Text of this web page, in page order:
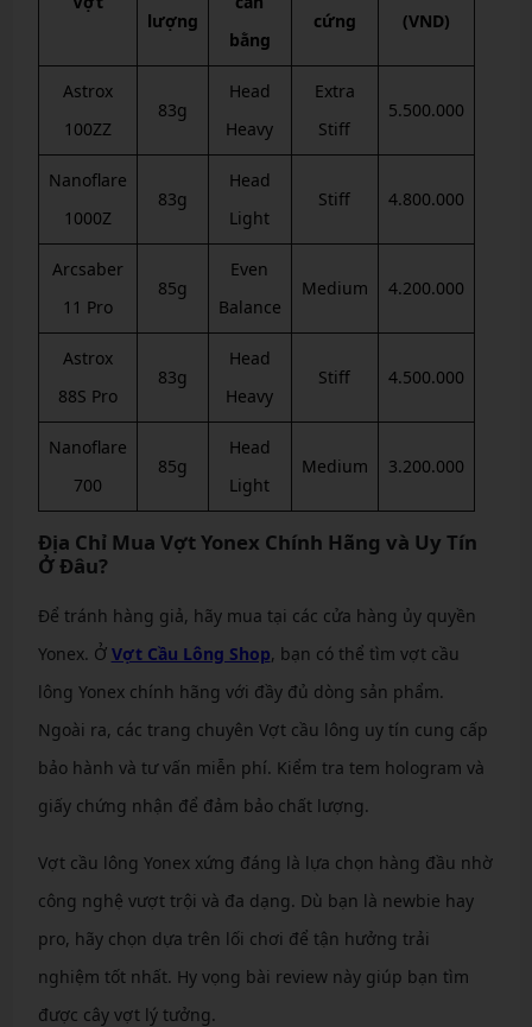
lượng
bằng
cứng (VND)
Astrox
100ZZ
83g
Head
Heavy
Extra
Stiff
5.500.000
Nanoflare
1000Z
83g
Head
Light
Stiff 4.800.000
Arcsaber
11 Pro
85g
Even
Balance
Medium 4.200.000
Astrox
88S Pro
83g
Head
Heavy
Stiff 4.500.000
Nanoflare
700
85g
Head
Light
Medium 3.200.000
Địa Chỉ Mua Vợt Yonex Chính Hãng và Uy Tín
Ở Đâu?
Để tránh hàng giả, hãy mua tại các cửa hàng ủy quyền
Yonex. Ở Vợt Cầu Lông Shop, bạn có thể tìm vợt cầu
lông Yonex chính hãng với đầy đủ dòng sản phẩm.
Ngoài ra, các trang chuyên Vợt cầu lông uy tín cung cấp
bảo hành và tư vấn miễn phí. Kiểm tra tem hologram và
giấy chứng nhận để đảm bảo chất lượng.
Vợt cầu lông Yonex xứng đáng là lựa chọn hàng đầu nhờ
công nghệ vượt trội và đa dạng. Dù bạn là newbie hay
pro, hãy chọn dựa trên lối chơi để tận hưởng trải
nghiệm tốt nhất. Hy vọng bài review này giúp bạn tìm
được cây vợt lý tưởng.